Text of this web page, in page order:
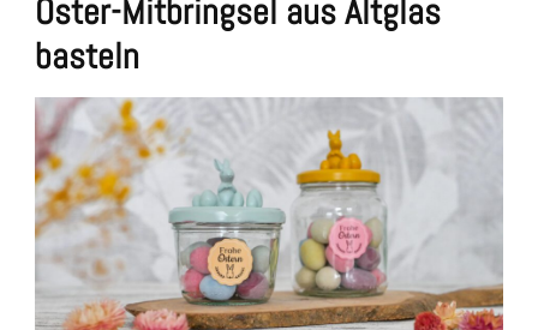
Oster-Mitbringsel aus Altglas
basteln